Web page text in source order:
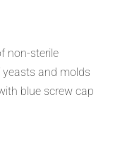
non-sterile
and molds
blue screw cap